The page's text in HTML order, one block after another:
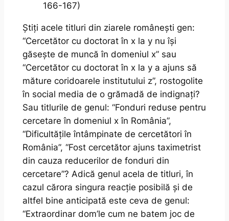
166-167)
Știți acele titluri din ziarele românești gen:
“Cercetător cu doctorat în x la y nu își
găsește de muncă în domeniul x” sau
“Cercetător cu doctorat în x la y a ajuns să
măture coridoarele institutului z”, rostogolite
în social media de o grămadă de indignați?
Sau titlurile de genul: “Fonduri reduse pentru
cercetare în domeniul x în România”,
“Dificultățile întâmpinate de cercetători în
România”, “Fost cercetător ajuns taximetrist
din cauza reducerilor de fonduri din
cercetare”? Adică genul acela de titluri, în
cazul cărora singura reacție posibilă și de
altfel bine anticipată este ceva de genul:
“Extraordinar dom’le cum ne batem joc de